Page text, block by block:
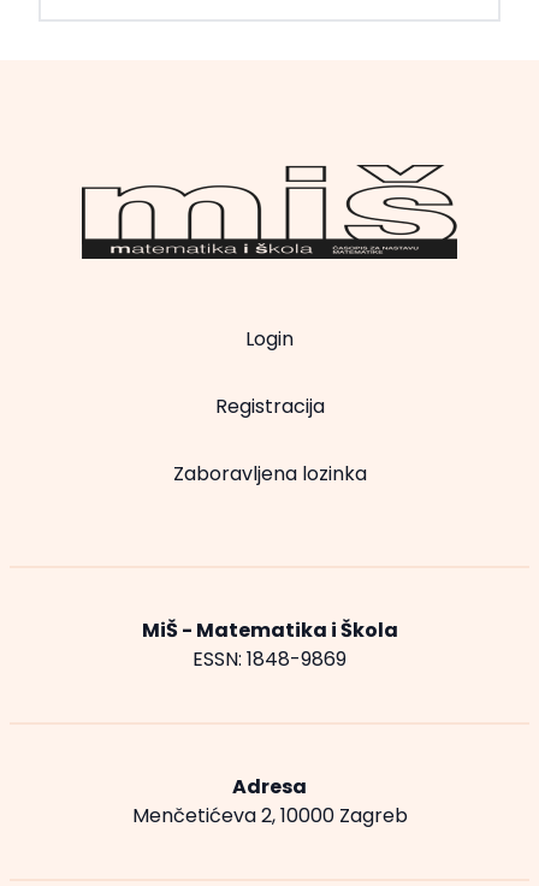
Login
Registracija
Zaboravljena lozinka
MiŠ - Matematika i Škola
ESSN: 1848-9869
Adresa
Menčetićeva 2, 10000 Zagreb